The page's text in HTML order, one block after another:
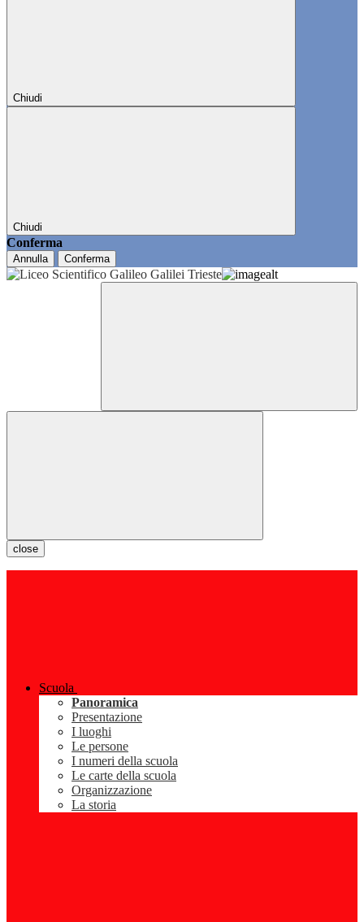
Chiudi
Chiudi
Conferma
Annulla Conferma
close
Scuola
Panoramica
Presentazione
I luoghi
Le persone
I numeri della scuola
Le carte della scuola
Organizzazione
La storia